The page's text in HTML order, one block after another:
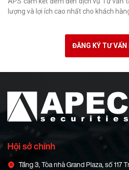
lượng và lợi ích cao nhất cho khách
ĐĂNG KÝ TƯ VẤN
Hội sở chính
Tầng 3, Tòa nhà Grand Plaza, số 117